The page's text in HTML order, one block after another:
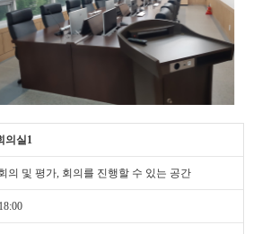
의실1
의 및 평가, 회의를 진행할 수 있는 공간